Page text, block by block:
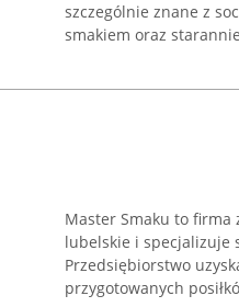
szczególnie znane z
smakiem oraz
Master Smaku to firma
lubelskie i specjalizuje
Przedsiębiorstwo
przygotowanych